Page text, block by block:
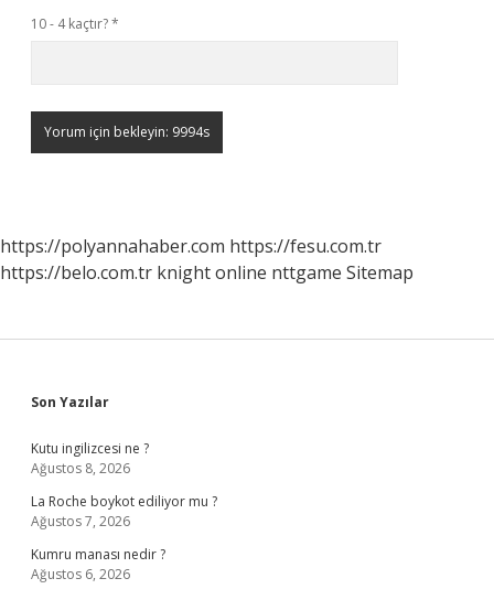
10 - 4 kaçtır?*
https://polyannahaber.com https://fesu.com.tr
https://belo.com.tr knight online nttgame Sitemap
Sidebar
Son Yazılar
Kutu ingilizcesi ne ?
Ağustos 8, 2026
La Roche boykot ediliyor mu ?
Ağustos 7, 2026
Kumru manası nedir ?
Ağustos 6, 2026